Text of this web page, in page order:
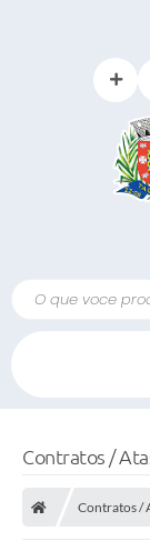
O que voce
Contratos /
Contratos /